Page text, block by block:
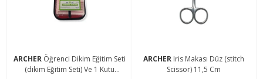
ARCHER Öğrenci Dikim Eğitim Seti
(dikim Eğitim Seti) Ve 1 Kutu
ARCHER Iris Makası Düz (stitch
Scissor) 11,5 Cm